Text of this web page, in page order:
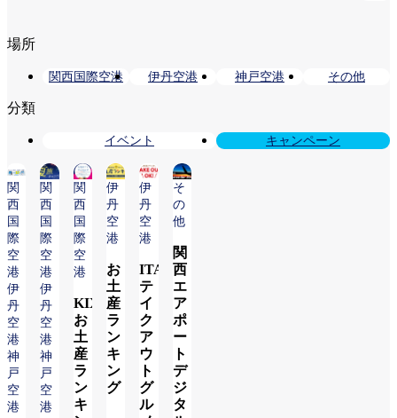
場所
関西国際空港 伊丹空港 神戸空港 その他
分類
イベント キャンペーン
関
西
国
際
空
港
伊
丹
空
港
神
戸
空
港
関
西
国
際
空
港
伊
丹
空
港
神
戸
空
港
関
西
国
際
空
港
KIX
お
土
産
ラ
ン
キ
伊
丹
空
港
お
土
産
ラ
ン
キ
ン
グ
伊
丹
空
港
ITAMI
テ
イ
ク
ア
ウ
ト
グ
ル
そ
の
他
関
西
エ
ア
ポ
ー
ト
デ
ジ
タ